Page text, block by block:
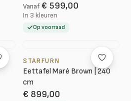
Vanaf € 599,00
In 3 kleuren
Op voorraad
STARFURN
Eettafel Maré Brown | 240
cm
€ 899,00